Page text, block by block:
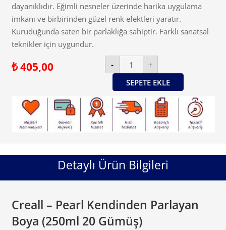
dayanıklıdır. Eğimli nesneler üzerinde harika uygulama
imkanı ve birbirinden güzel renk efektleri yaratır.
Kuruduğunda saten bir parlaklığa sahiptir. Farklı sanatsal
teknikler için uygundur.
₺405,00 -
Creall
Pearl
Kendinden
Parlayan
(250ml
20
Gümüş)
adet
+
SEPETE EKLE
Detaylı Ürün Bilgileri
Creall – Pearl Kendinden Parlayan
Boya (250ml 20 Gümüş)